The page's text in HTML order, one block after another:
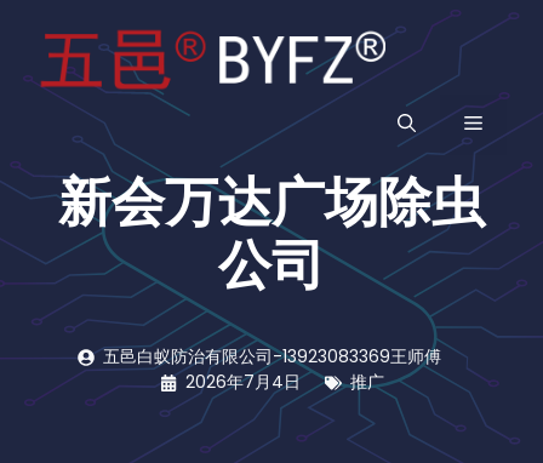
菜
单
新会万达广场除虫
公司
五邑白蚁防治有限公司-13923083369王师傅
2026年7月4日
推广